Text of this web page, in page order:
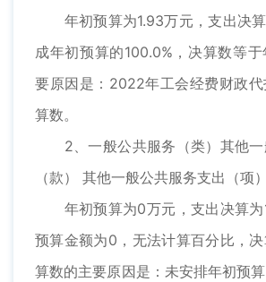
年初预算为1.93万元，支出决算
成年初预算的100.0%，决算数等
要原因是：2022年工会经费财政
算数。
2、一般公共服务（类）其他一
（款） 其他一般公共服务支出（项）
年初预算为0万元，支出决算为
预算金额为0，无法计算百分比，
算数的主要原因是：未安排年初预